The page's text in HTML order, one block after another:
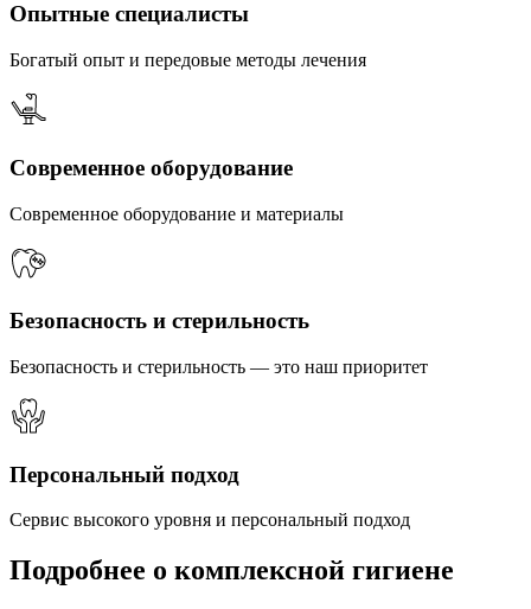
Опытные специалисты
Богатый опыт и передовые методы лечения
Современное оборудование
Современное оборудование и материалы
Безопасность и стерильность
Безопасность и стерильность — это наш приоритет
Персональный подход
Сервис высокого уровня и персональный подход
Подробнее о комплексной гигиене